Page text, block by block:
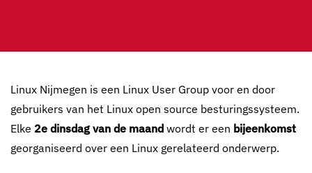
Linux Nijmegen is een Linux User Group voor en door
gebruikers van het Linux open source besturingssysteem.
Elke 2e dinsdag van de maand wordt er een bijeenkomst
georganiseerd over een Linux gerelateerd onderwerp.